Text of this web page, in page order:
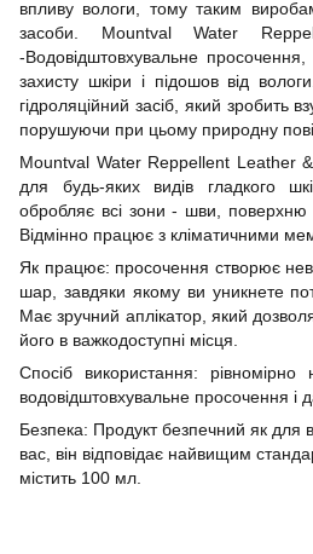
впливу вологи, тому таким виробам
засоби. Mountval Water
-Водовідштовхувальне
захисту шкіри і підошов від
гідроляційний засіб, який зробить
порушуючи при цьому природну
Mountval Water Reppellent Leather &
для будь-яких видів гладкого
обробляє всі зони - шви, поверхню
Відмінно працює з кліматичними
Як працює: просочення створює
шар, завдяки якому ви уникнете
Має зручний аплікатор, який
його в важкодоступні місця.
Спосіб використання: рівномірно
водовідштовхувальне просочення і
Безпека: Продукт безпечний як для
вас, він відповідає найвищим
містить 100 мл.